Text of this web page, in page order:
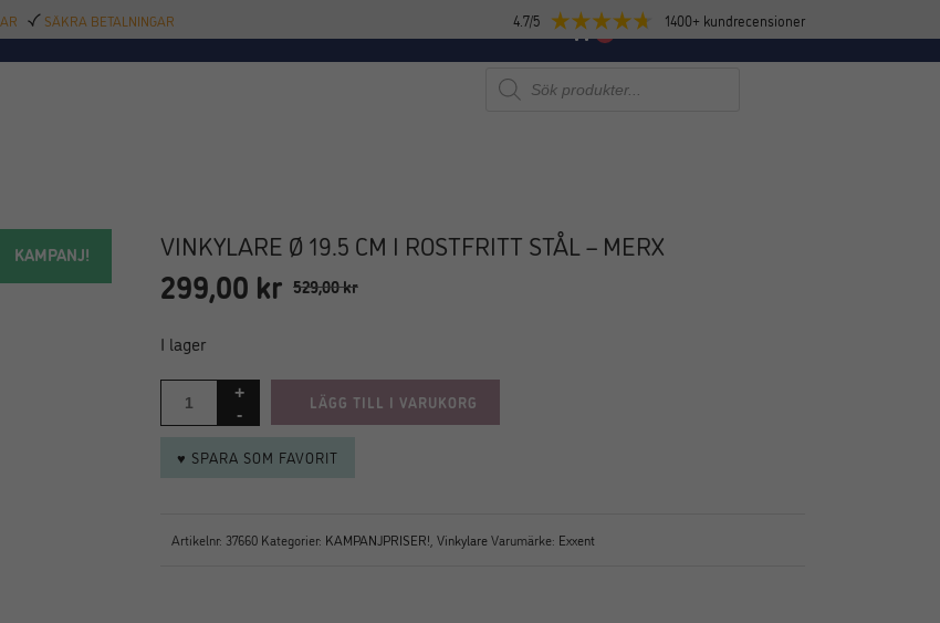
SÄKRA BETALNINGAR 4.7/5 1400+ kundrecensioner
BAR DELIKATESSER NYHETER 0
Produktsökning
KAMPANJ! VINKYLARE Ø 19.5 CM I ROSTFRITT STÅL – MERX
529,00kr
Det
priset
529,00 kr.
299,00 krDet
299,00 kr.
I lager
LÄGG TILL I VARUKORG
♥ SPARA SOM FAVORIT
Artikelnr: 37660 Kategorier: KAMPANJPRISER! VinkylareVarumärke: Exxent